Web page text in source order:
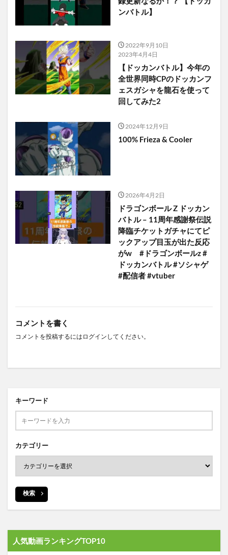
ンバトル】
2022年9月10日
2023年4月4日
【ドッカンバトル】今年の
全世界同時CPのドッカンフ
ェスガシャを龍石を使って
回してみた2
2024年12月9日
100% Frieza & Cooler
2026年4月2日
ドラゴンボール Z ドッカン
バトル – 11周年感謝祭伝説
降臨チケットガチャにてピ
ックアップ目玉が出た反応
がw #ドラゴンボールz #
ドッカンバトル #ソシャゲ
#配信者 #vtuber
コメントを書く
コメントを投稿するには ログイン してください。
キーワード
カテゴリー
検索
人気動画ランキングTOP10